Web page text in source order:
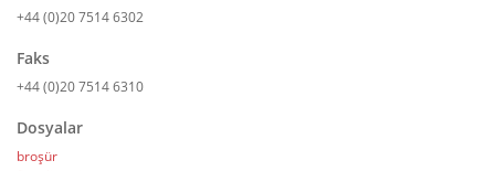
+44 (0)20 7514 6302
Faks
+44 (0)20 7514 6310
Dosyalar
broşür